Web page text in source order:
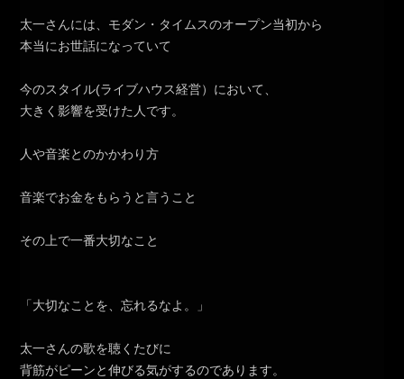
太一さんには、モダン・タイムスのオープン当初から
本当にお世話になっていて
今のスタイル(ライブハウス経営）において、
大きく影響を受けた人です。
人や音楽とのかかわり方
音楽でお金をもらうと言うこと
その上で一番大切なこと
「大切なことを、忘れるなよ。」
太一さんの歌を聴くたびに
背筋がピーンと伸びる気がするのであります。